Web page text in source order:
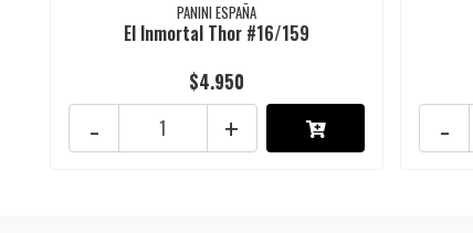
PANINI ESPAÑA
El Inmortal Thor #16/159
$4.950
+
- -